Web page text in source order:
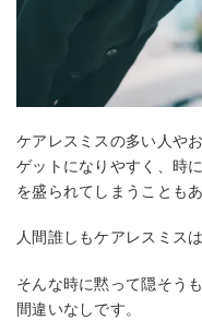
ケアレスミスの多い人や
ゲットになりやすく、時
を盛られてしまうこともあ
人間誰しもケアレスミス
そんな時に黙って隠そう
間違いなしです。